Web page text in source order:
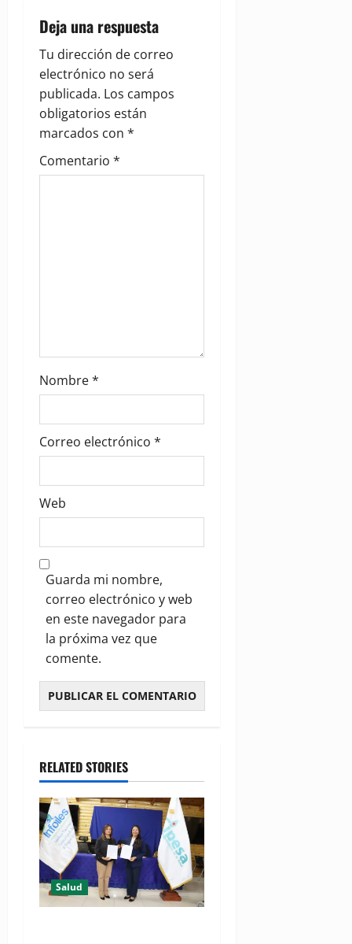
i
g
a
t
i
Deja una respuesta
Tu dirección de correo
electrónico no será
publicada. Los campos
obligatorios están
marcados con *
Comentario *
Nombre*
Correo electrónico *
Web
Guarda mi nombre,
correo electrónico y web
en este navegador para
la próxima vez que
comente.
RELATED STORIES
Salud